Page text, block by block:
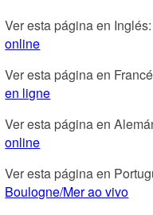
Ver esta página en Inglés:
online
Ver esta página en
en ligne
Ver esta página en
online
Ver esta página en
Boulogne/Mer ao vivo